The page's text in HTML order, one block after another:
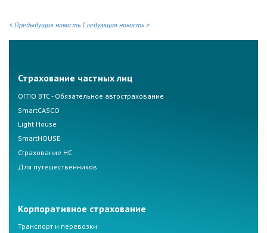
< Предыдущая новость Следующая новость >
Страхование частных лиц
ОГПО ВТС - Обязательное автострахование
SmartCASCO
Light House
SmartHOUSE
Страхование НС
Для путешественников
Корпоративное страхование
Транспорт и перевозки